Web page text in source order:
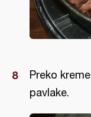
Preko
pavlake.